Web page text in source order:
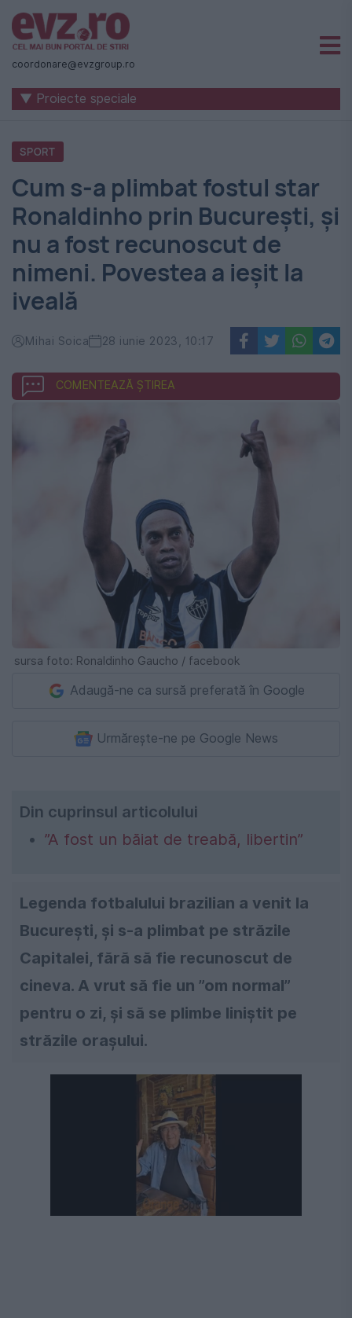
Știri
naționale
internaționale
România
-
Evenimentul
Zilei
coordonare@evzgroup.ro
▼ Proiecte speciale
SPORT
Cum s-a plimbat fostul star
Ronaldinho prin București, și
nu a fost recunoscut de
nimeni. Povestea a ieșit la
iveală
Mihai Soica 28 iunie 2023, 10:17
COMENTEAZĂ ȘTIREA
sursa foto: Ronaldinho Gaucho / facebook
Adaugă-ne ca sursă preferată în Google
Urmărește-ne pe Google News
Din cuprinsul articolului
”A fost un băiat de treabă, libertin”
Legenda fotbalului brazilian a venit la
București, și s-a plimbat pe străzile
Capitalei, fără să fie recunoscut de
cineva. A vrut să fie un ”om normal”
pentru o zi, și să se plimbe liniștit pe
străzile orașului.